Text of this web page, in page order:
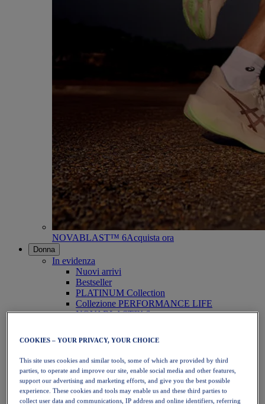
NOVABLAST™ 6Acquista ora
Donna
In evidenza
Nuovi arrivi
Bestseller
PLATINUM Collection
Collezione PERFORMANCE LIFE
NOVABLAST™ 6
Running
Trail running
Tennis
Pallavolo
Pallamano
Padel
Netball
COOKIES – YOUR PRIVACY, YOUR CHOICE
This site uses cookies and similar tools, some of which are provided by third
parties, to operate and improve our site, enable social media and other features,
support our advertising and marketing efforts, and give you the best possible
experience. These cookies and tools may enable us and these third parties to
collect user data and communications, IP address and online identifiers, referring